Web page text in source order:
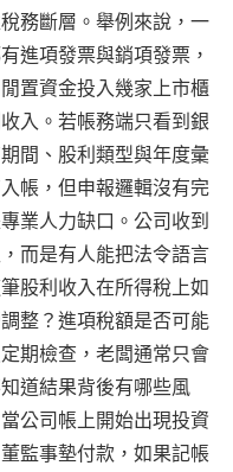
務斷層。舉例來說，一
進項發票與銷項發票，
置資金投入幾家上市櫃
入。若帳務端只看到銀
間、股利類型與年度彙
帳，但申報邏輯沒有完
業人力缺口。公司收到
而是有人能把法令語言
股利收入在所得稅上如
整？進項稅額是否可能
期檢查，老闆通常只會
道結果背後有哪些風
公司帳上開始出現投資
監事墊付款，如果記帳